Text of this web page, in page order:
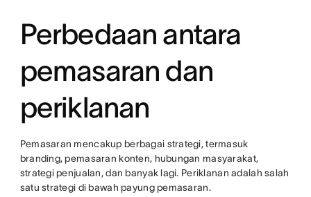
Perbedaan antara
pemasaran dan
periklanan
Pemasaran mencakup berbagai strategi, termasuk
branding, pemasaran konten, hubungan masyarakat,
strategi penjualan, dan banyak lagi. Periklanan adalah salah
satu strategi di bawah payung pemasaran.